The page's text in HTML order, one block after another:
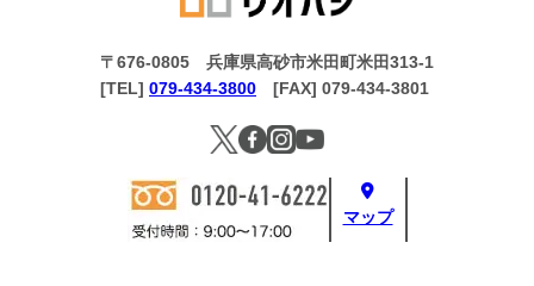
マップ
〒676-0805 兵庫県高砂市米田町米田313-1
[TEL] 079-434-3800 [FAX] 079-434-3801